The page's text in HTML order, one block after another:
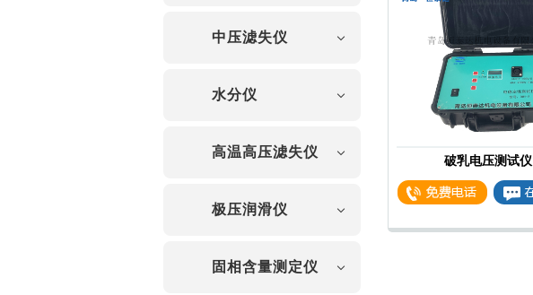
中压滤失仪
水分仪
高温高压滤失仪
极压润滑仪
固相含量测定仪
破乳电压测试仪